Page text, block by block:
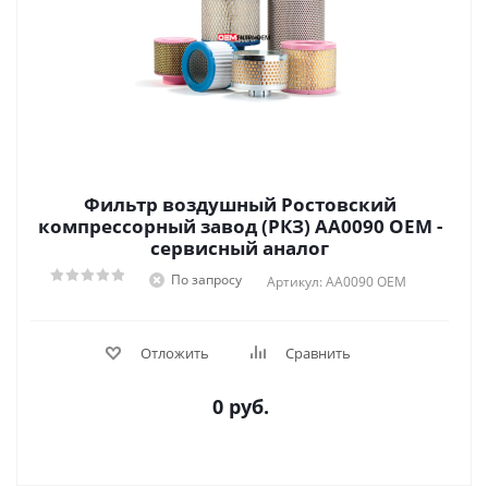
Фильтр воздушный Ростовский
компрессорный завод (РКЗ) AА0090 OEM -
сервисный аналог
По запросу Артикул: AА0090 OEM
Отложить Сравнить
0 руб.